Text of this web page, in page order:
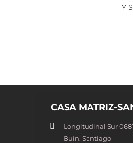
Y
CASA MATRIZ-
Longitudinal Sur
Buin. Santiago